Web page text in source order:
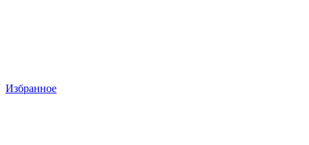
Избранное